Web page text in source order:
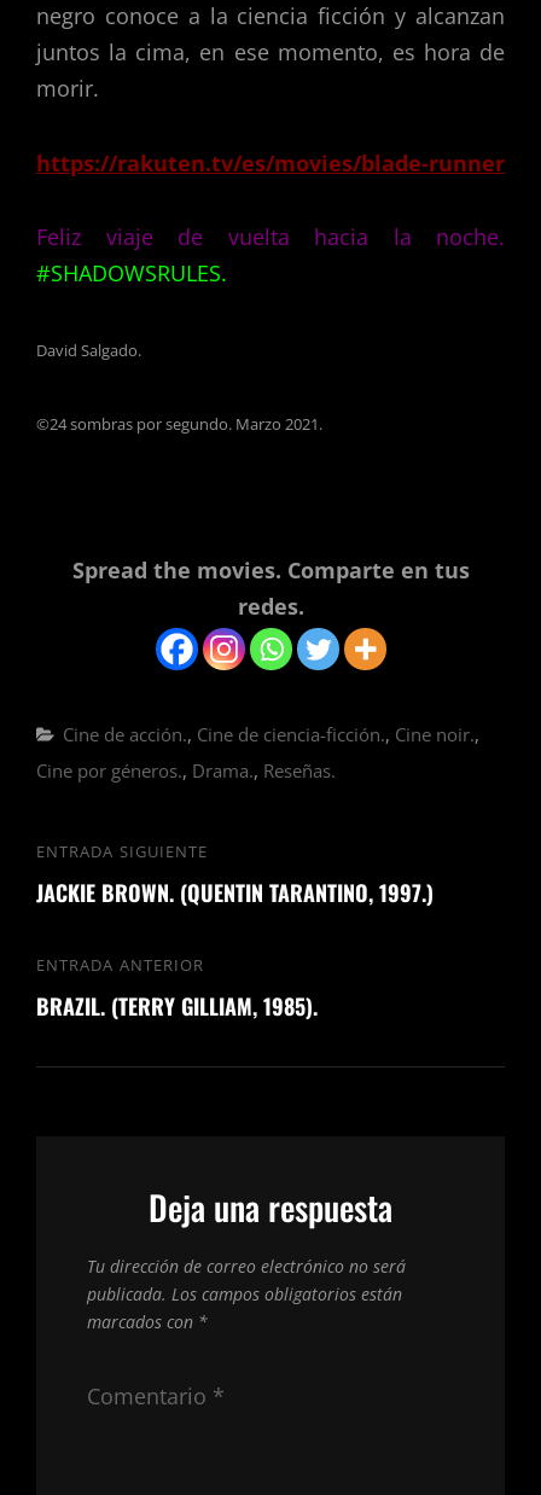
negro conoce a la ciencia ficción y alcanzan
juntos la cima, en ese momento, es hora de
morir.
https://rakuten.tv/es/movies/blade-runner
Feliz viaje de vuelta hacia la noche.
#SHADOWSRULES.
David Salgado.
©24 sombras por segundo. Marzo 2021.
Spread the movies. Comparte en tus
redes.
Categorías
Cine de acción., Cine de ciencia-ficción., Cine noir.,
Cine por géneros., Drama., Reseñas.
Navegación
de
Entrada
anterior
ENTRADA ANTERIOR
BRAZIL. (TERRY GILLIAM, 1985).
Entrada
siguiente
ENTRADA SIGUIENTE
JACKIE BROWN. (QUENTIN TARANTINO, 1997.)
Deja una respuesta
Tu dirección de correo electrónico no será
publicada. Los campos obligatorios están
marcados con *
Comentario *